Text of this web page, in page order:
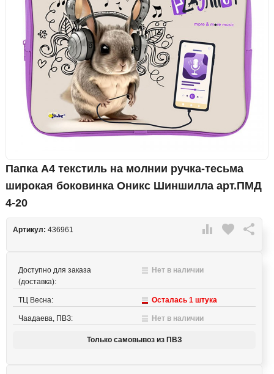
Папка А4 текстиль на молнии ручка-тесьма
широкая боковинка Оникс Шиншилла арт.ПМД
4-20
 favorite 
Артикул: 436961
Доступно для заказа
(доставка):
Нет в наличии
ТЦ Весна: Осталась 1 штука
Чаадаева, ПВЗ: Нет в наличии
Только самовывоз из ПВЗ